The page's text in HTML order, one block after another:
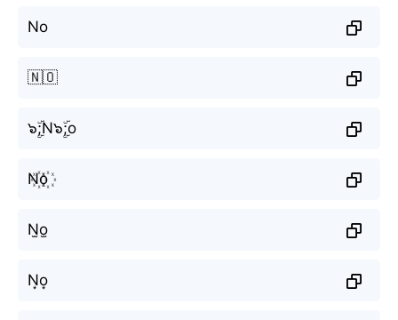
No
🇳🇴
๖ۣۜ;N๖ۣۜ;o
N꙰o꙰
N̫o̫
N͙o͙